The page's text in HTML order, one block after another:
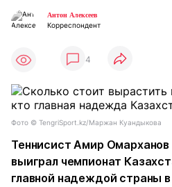
Антон Алексеев
Корреспондент
4
Фото ©️ TengriSport.kz/Маржан Куандыкова
Теннисист Амир Омарханов
выиграл чемпионат
главной надеждой страны